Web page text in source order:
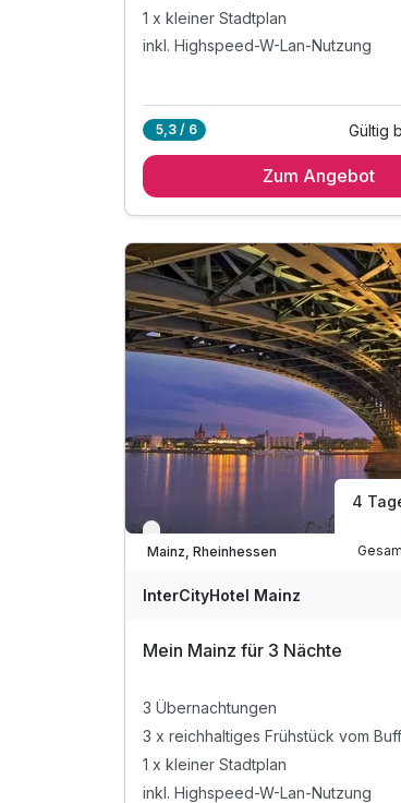
1 x kleiner Stadtplan
inkl. Highspeed-W-Lan-Nutzung
5,3 / 6 Gültig
Zum Angebot
Verfügbar bis Dezember
Mainz, Rheinhessen
4
InterCityHotel Mainz
Mein Mainz für 3 Nächte
3 Übernachtungen
3 x reichhaltiges Frühstück vom
1 x kleiner Stadtplan
inkl. Highspeed-W-Lan-Nutzung